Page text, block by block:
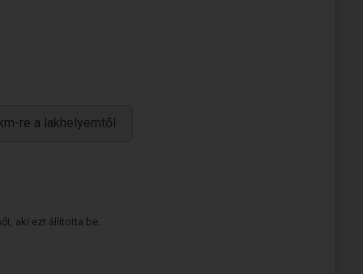
re a lakhelyemtől
aki ezt állította be.